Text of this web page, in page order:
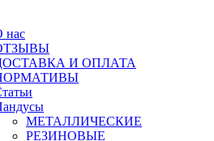
нас
И ОПЛАТА
МЕТАЛЛИЧЕСКИЕ
РЕЗИНОВЫЕ